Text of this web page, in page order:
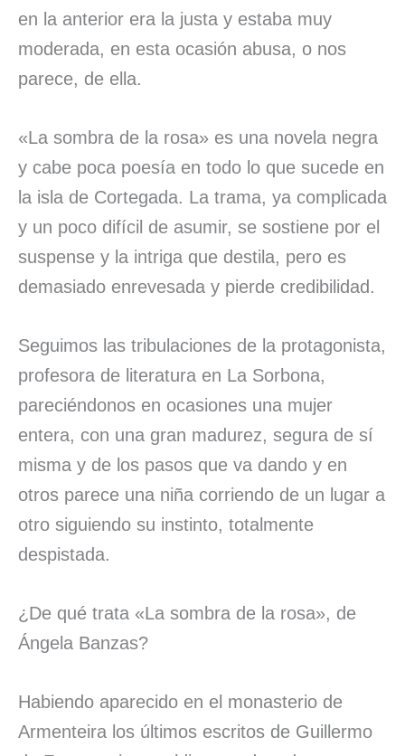
en la anterior era la justa y estaba muy
moderada, en esta ocasión abusa, o nos
parece, de ella.
«La sombra de la rosa» es una novela negra
y cabe poca poesía en todo lo que sucede en
la isla de Cortegada. La trama, ya complicada
y un poco difícil de asumir, se sostiene por el
suspense y la intriga que destila, pero es
demasiado enrevesada y pierde credibilidad.
Seguimos las tribulaciones de la protagonista,
profesora de literatura en La Sorbona,
pareciéndonos en ocasiones una mujer
entera, con una gran madurez, segura de sí
misma y de los pasos que va dando y en
otros parece una niña corriendo de un lugar a
otro siguiendo su instinto, totalmente
despistada.
¿De qué trata «La sombra de la rosa», de
Ángela Banzas?
Habiendo aparecido en el monasterio de
Armenteira los últimos escritos de Guillermo